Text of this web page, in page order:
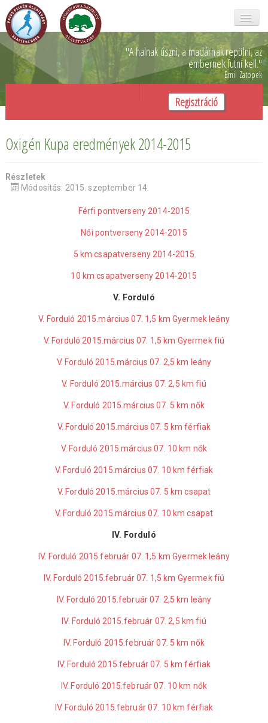
"A halnak úszni, a madárnak repülni,az
embernek futni kell."
Emil Zatopek
Főoldal
Oxigén kupa
Önkéntesek
SZJA 1%
Támogatóink
Kapcsolat
Regisztráció
Oxigén Kupa eredmények 2014-2015
Részletek
Módosítás: 2015. szeptember 14.
Férfi pontverseny 2014-2015
Női pontverseny 2014-2015
5 km csapatverseny 2014-2015
10 km csapatverseny 2014-2015
V. Forduló
V. Forduló 2015.március 07. 1,5 km Gyermek leány
V. Forduló 2015.március 07. 1,5 km Gyermek fiú
V. Forduló 2015.március 07. 2,5 km leány
V. Forduló 2015.március 07. 2,5 km fiú
V. Forduló 2015.március 07. 5 km nők
V. Forduló 2015.március 07. 5 km férfiak
V. Forduló 2015.március 07. 10 km nők
V. Forduló 2015.március 07. 10 km férfiak
V. Forduló 2015.március 07. 5 km csapat
V. Forduló 2015.március 07. 10 km csapat
IV. Forduló
IV. Forduló 2015.február 07. 1,5 km Gyermek leány
IV. Forduló 2015.február 07. 1,5 km Gyermek fiú
IV. Forduló 2015.február 07. 2,5 km leány
IV. Forduló 2015.február 07. 2,5 km fiú
IV. Forduló 2015.február 07. 5 km nők
IV. Forduló 2015.február 07. 5 km férfiak
IV. Forduló 2015.február 07. 10 km nők
IV. Forduló 2015.február 07. 10 km férfiak